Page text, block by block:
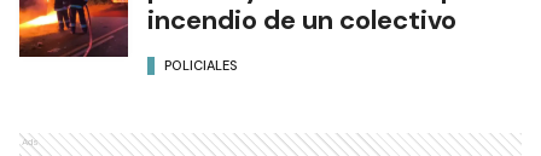
incendio de un colectivo
POLICIALES
Ads